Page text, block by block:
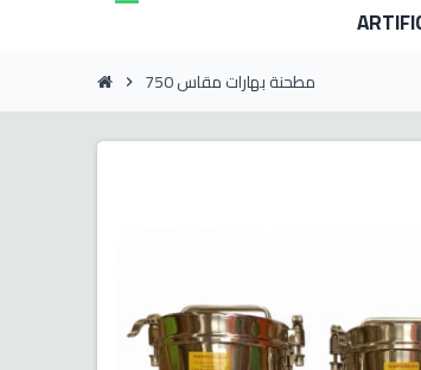
chevron_right مطحنة بهارات مقاس 750